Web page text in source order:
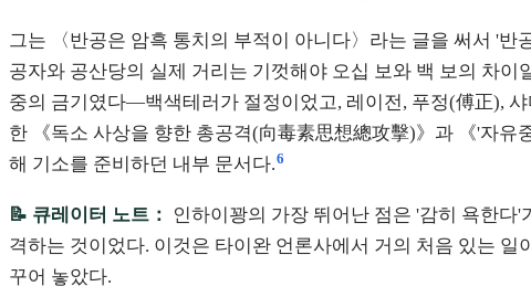
그는 〈반공은 암흑 통치의 부적이 아니다〉라는 글을 써서 '
공자와 공산당의 실제 거리는 기껏해야 오십 보와 백 보의 차
중의 금기였다—백색테러가 절정이었고, 레이전, 푸정(傅正),
한 《독소 사상을 향한 총공격(向毒素思想總攻擊)》과 《'자
해 기소를 준비하던 내부 문서다.6
📝 큐레이터 노트：
인하이꽝의 가장 뛰어난 점은 '감히 욕한다
격하는 것이었다. 이것은 타이완 언론사에서 거의 처음 있는
꾸어 놓았다.